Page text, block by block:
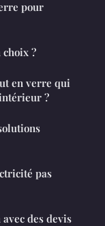
pour
?
en verre qui
?
pas
des devis